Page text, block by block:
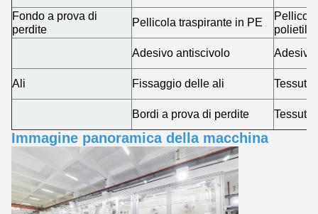
Fondo a prova di
perdite
Pellicola traspirante in PE
Adesivo antiscivolo
Adesivo
Ali Fissaggio delle ali Tessuto
Bordi a prova di perdite Tessuto
Immagine panoramica della macchina